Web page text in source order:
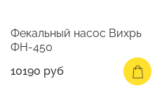
Фекальный насос Вихрь
ФН-450
10190 руб